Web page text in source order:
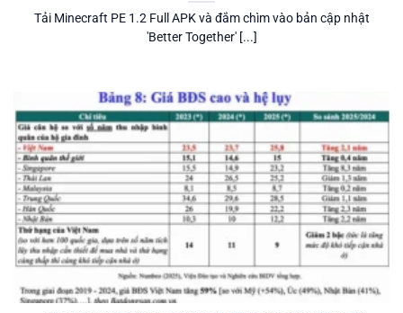
Tải Minecraft PE 1.2 Full APK và đắm chìm vào bản cập nhật
'Better Together' [...]